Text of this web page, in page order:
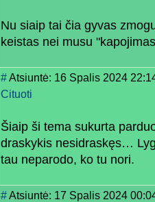
Nu siaip tai čia gyvas
keistas nei musu
#Atsiuntė: 16 Spalis 2024
Cituoti
Šiaip ši tema sukurta
draskykis nesidraskęs…
tau neparodo, ko tu nori.
#Atsiuntė: 17 Spalis 2024